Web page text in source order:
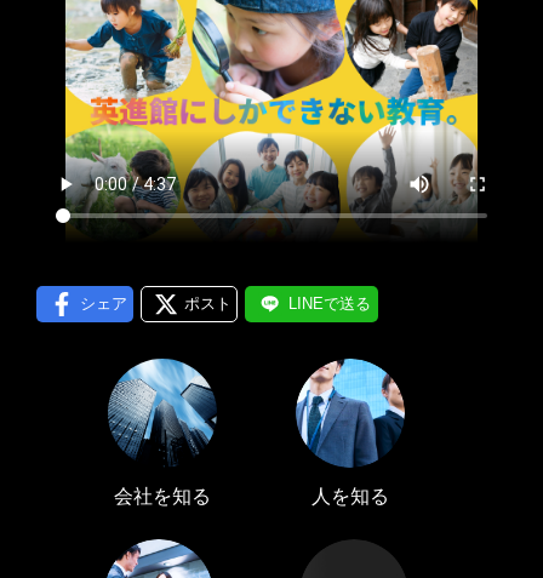
LINE通知
シェア ポスト LINEで送る
会社を知る 人を知る
プロフィール編集する ＞
会員登録する ＞
ログインする ＞